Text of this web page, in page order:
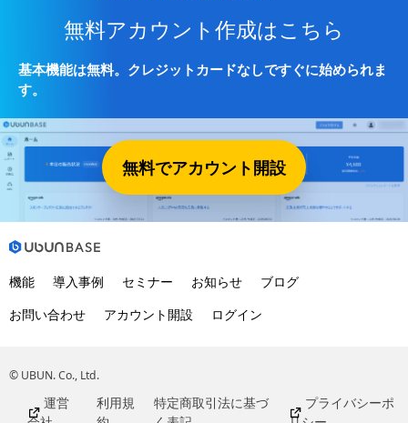
無料アカウント作成はこちら
基本機能は無料。クレジットカードなしですぐに始められま
す。
無料でアカウント開設
機能 導入事例 セミナー お知らせ
ブログ
お問い合わせ
アカウント開設 ログイン
© UBUN. Co., Ltd.
運営
利用規
特定商取引法に基づ
プライバシーポ